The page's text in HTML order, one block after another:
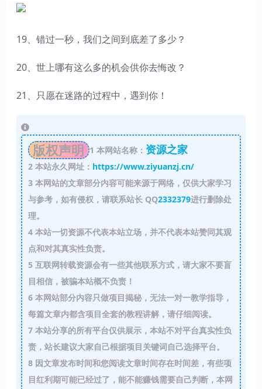
19、错过一秒，我们之间到底差了多少？
20、世上哪有这么多的机会供你去悔改？
21、只愿在迷路的过程中，遇到你！
版权声明 1 本网站名称： 资源之家
2本站永久网址： https://www.ziyuanzj.cn/
3本网站的文章部分内容可能来源于网络，仅供大家学习
与参考，如有侵权，请联系站长 QQ2332379进行删除处
理。
4本站一切资源不代表本站立场，并不代表本站赞同其观
点和对其真实性负责。
5互联网转载资源会有一些其他联系方式，请大家不要盲
目相信，被骗本站概不负责！
6本网站部分内容只做项目揭秘，无法一对一教学指导，
每篇文章内都含项目全套的教程讲解，请仔细阅读。
7本站分享的所有平台仅供展示，本站不对平台真实性负
责，站长建议大家自己根据项目关键词自己选择平台。
8因文章发布时间和您阅读文章时间存在时间差，有些项
目红利期可能已经过了，能不能赚钱需要自己判断，本网